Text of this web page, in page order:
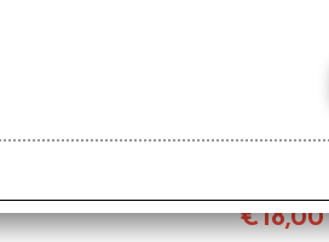
€18,00